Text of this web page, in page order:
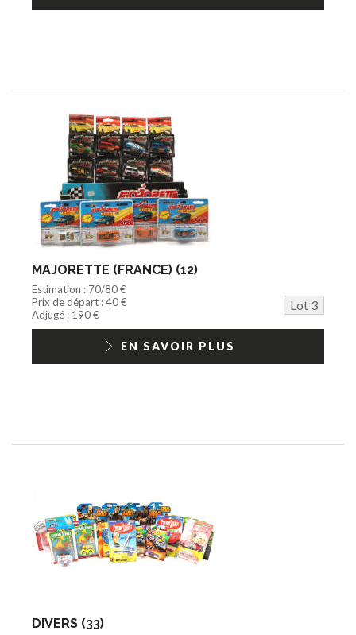
MAJORETTE (FRANCE) (12)
Estimation : 70/80 €
Prix de départ : 40 €
Lot 3
Adjugé : 190 €
EN SAVOIR PLUS
DIVERS (33)